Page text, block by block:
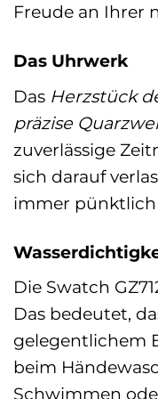
Freude an Ihrer
Das Uhrwerk
Das Herzstück
präzise
zuverlässige
sich darauf
immer pünktlich
Die Swatch
Das bedeutet,
gelegentlichem
beim
Schwimmen